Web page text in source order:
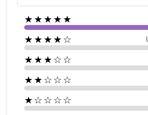
★★★★★
★★★★☆
★★★☆☆
★★☆☆☆
★☆☆☆☆